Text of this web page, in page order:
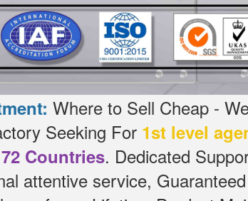
Where to Sell Cheap -
Seeking For 1st level
Countries. Dedicated
attentive service,